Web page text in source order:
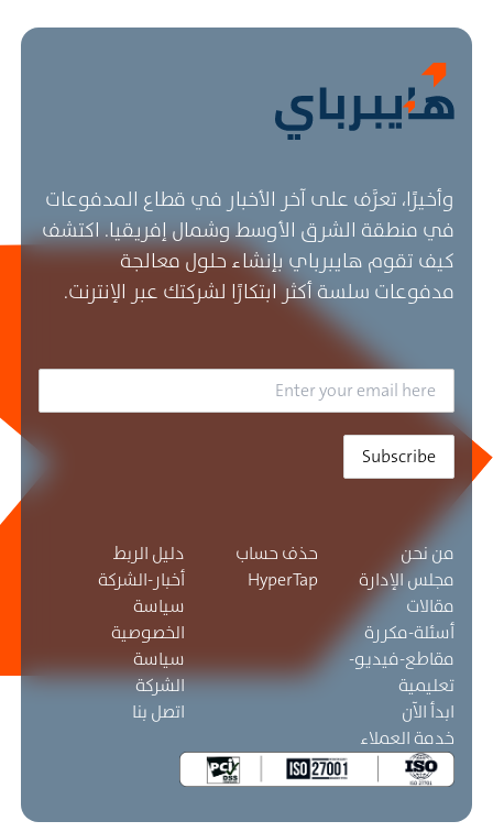
وأخيرًا، تعرَّف على آخر الأخبار في قطاع المدفوعات
في منطقة الشرق الأوسط وشمال إفريقيا. اكتشف
كيف تقوم هايبرباي بإنشاء حلول معالجة
مدفوعات سلسة أكثر ابتكارًا لشركتك عبر الإنترنت.
Subscribe
من نحن
مجلس الإدارة
مقالات
أسئلة-مكررة
مقاطع-فيديو-
تعليمية
ابدأ الآن
خدمة العملاء
حذف حساب
HyperTap
دليل الربط
أخبار-الشركة
سياسة
الخصوصية
سياسة
الشركة
اتصل بنا